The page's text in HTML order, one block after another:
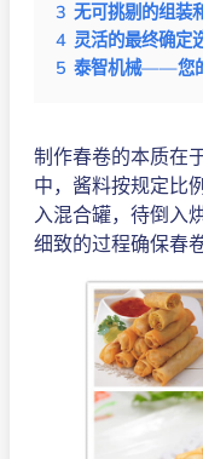
3 无可挑剔的组装
4 灵活的最终确定
5 泰智机械——您
制作春卷的本质在
中，酱料按规定比
入混合罐，待倒入
细致的过程确保春